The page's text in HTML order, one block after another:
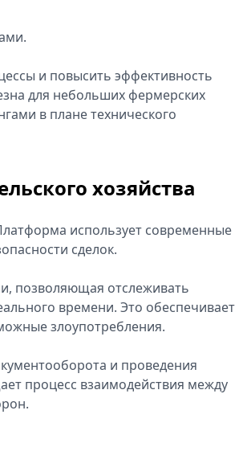
и повысить эффективность
для небольших фермерских
в плане технического
хозяйства
использует современные
сделок.
позволяющая отслеживать
времени. Это обеспечивает
злоупотребления.
и проведения
процесс взаимодействия между